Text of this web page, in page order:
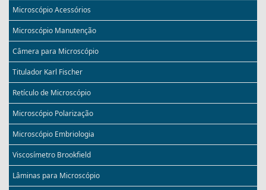
Microscópio Acessórios
Microscópio Manutenção
Câmera para Microscópio
Titulador Karl Fischer
Retículo de Microscópio
Microscópio Polarização
Microscópio Embriologia
Viscosímetro Brookfield
Lâminas para Microscópio